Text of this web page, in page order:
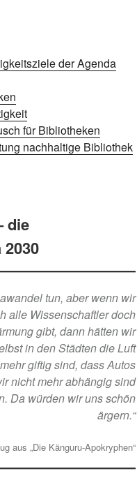
der Agenda
für Bibliotheken
nachhaltige Bibliothek
die
tun, aber wenn wir
alle Wissenschaftler doch
gibt, dann hätten wir
in den Städten die Luft
giftig sind, dass Autos
nicht mehr abhängig sind
Da würden wir uns schön
ärgern.“
aus „Die Känguru-Apokryphen“